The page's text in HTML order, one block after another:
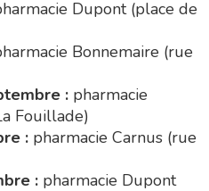
:
:pharmacie Palobart
:
: pharmacie du marché